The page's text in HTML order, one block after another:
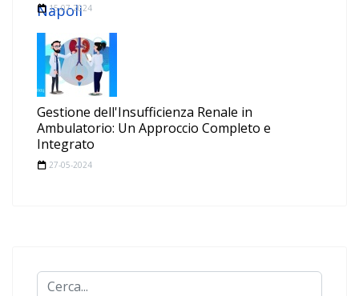
15-07-2024
Gestione dell'Insufficienza Renale in
Ambulatorio: Un Approccio Completo e
Integrato
27-05-2024
Cerca...